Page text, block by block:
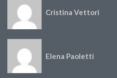
Cristina Vettori
Elena Paoletti